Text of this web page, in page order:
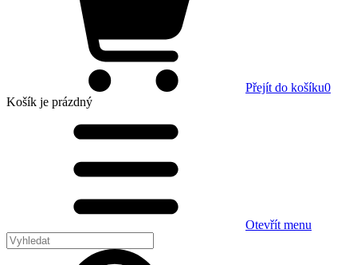
Přejít do košíku0
Košík je prázdný
Otevřít menu